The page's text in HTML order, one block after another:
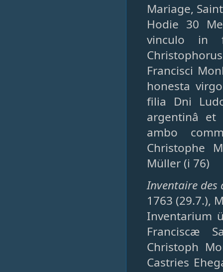
Mariage,
Hodie 30
vinculo in
Francisci
honesta
filia Dni
argentinâ et
ambo
Christophe
Müller (i 76)
Inventaire des
1763 (29.7.),
Inventarium
Franciscæ
Christoph
Castries